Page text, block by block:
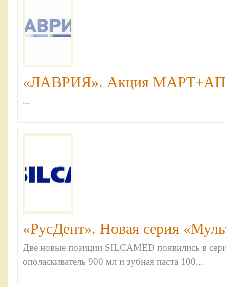
«ЛАВРИЯ». Акция
...
«РусДент». Новая серия
Две новые позиции SILCAMED появились в
ополаскиватель 900 мл и зубная паста 100...